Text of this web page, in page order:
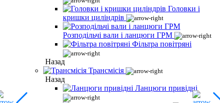
Головки і
кришки циліндрів
Розподільчі вали і ланцюги ГРМ
Фільтра повітряні
Назад
Трансмісія
Назад
Ланцюги привідні